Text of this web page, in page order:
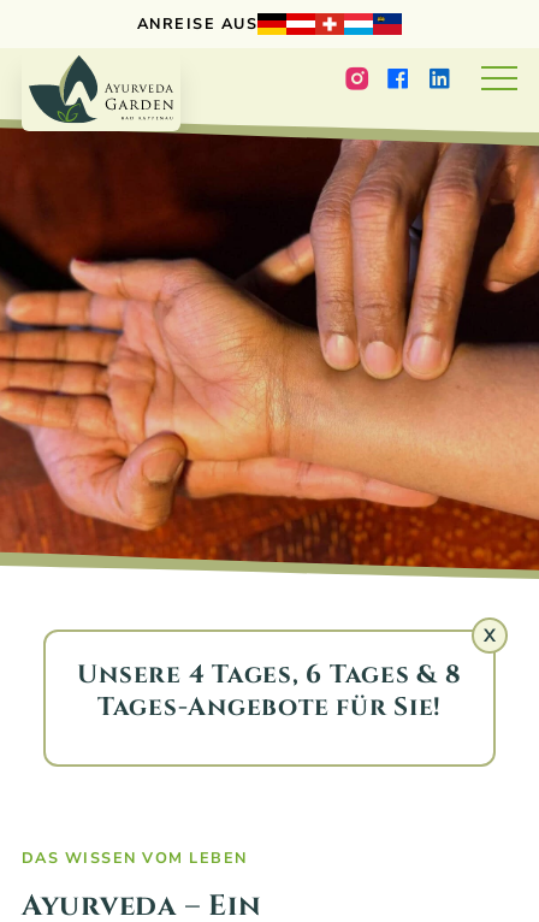
ANREISE AUS
Unsere 4 Tages, 6 Tages & 8
Tages-Angebote für Sie!
X
DAS WISSEN VOM LEBEN
Ayurveda – Ein